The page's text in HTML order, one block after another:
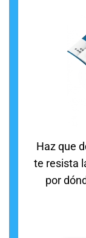
Haz que
te resista
por